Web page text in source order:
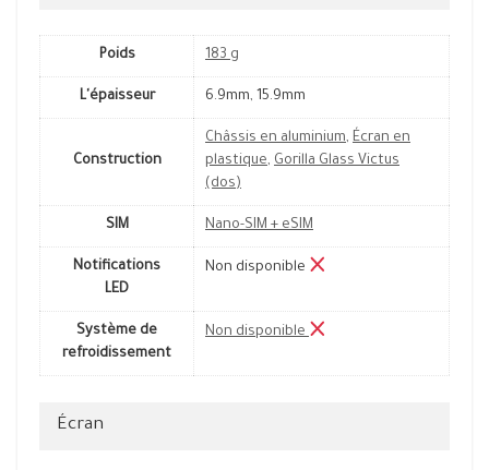
Poids 183 g
L'épaisseur 6.9mm, 15.9mm
Construction
Châssis en aluminium, Écran en
plastique, Gorilla Glass Victus
(dos)
SIM Nano-SIM + eSIM
Notifications
LED
Non disponible
Système de
refroidissement
Non disponible
Écran